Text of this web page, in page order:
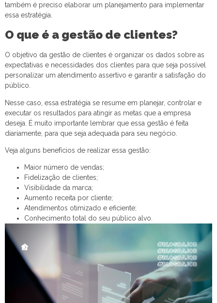
também é preciso elaborar um planejamento para implementar
essa estratégia.
O que é a gestão de clientes?
O objetivo da gestão de clientes é organizar os dados sobre as
expectativas e necessidades dos clientes para que seja possível
personalizar um atendimento assertivo e garantir a satisfação do
público.
Nesse caso, essa estratégia se resume em planejar, controlar e
executar os resultados para atingir as metas que a empresa
deseja. É muito importante lembrar que essa gestão é feita
diariamente, para que seja adequada para seu negócio.
Veja alguns benefícios de realizar essa gestão:
Maior número de vendas;
Fidelização de clientes;
Visibilidade da marca;
Aumento receita por cliente;
Atendimentos otimizado e eficiente;
Conhecimento total do seu público alvo.